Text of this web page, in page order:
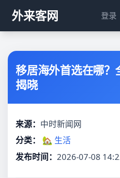
外来客网 登录
移居海外首选在哪？
揭晓
来源： 中时新闻网
分类：
🏡 生活
发布时间： 2026-07-08